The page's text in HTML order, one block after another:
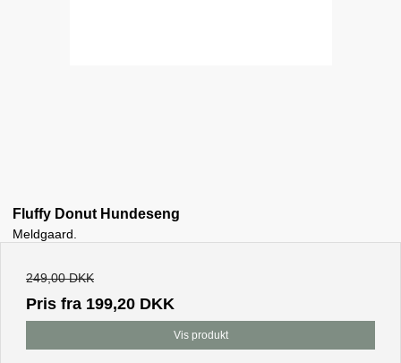
Fluffy Donut Hundeseng
Meldgaard.
249,00 DKK
Pris fra 199,20 DKK
Vis produkt